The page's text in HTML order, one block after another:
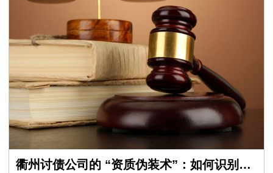
衢州讨债公司的 “资质伪装术”：如何识别虚假的 “法律咨询” 外衣？